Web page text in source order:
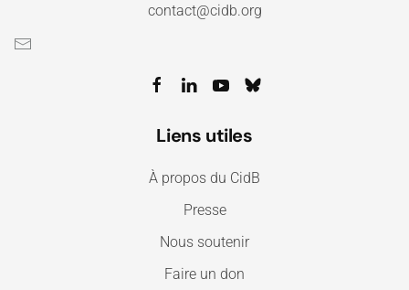
contact@cidb.org
Liens utiles
À propos du CidB
Presse
Nous soutenir
Faire un don